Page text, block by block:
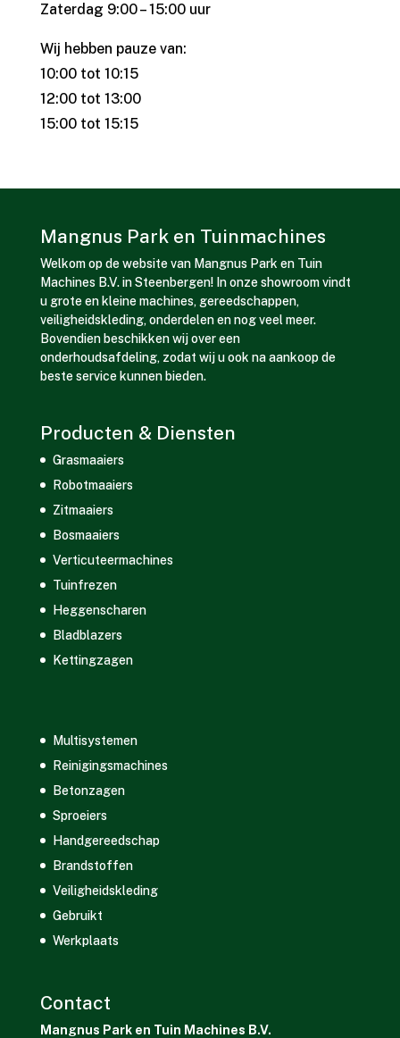
Zaterdag 9:00 – 15:00 uur
Wij hebben pauze van:
10:00 tot 10:15
12:00 tot 13:00
15:00 tot 15:15
Mangnus Park en Tuinmachines
Welkom op de website van Mangnus Park en Tuin
Machines B.V. in Steenbergen! In onze showroom vindt
u grote en kleine machines, gereedschappen,
veiligheidskleding, onderdelen en nog veel meer.
Bovendien beschikken wij over een
onderhoudsafdeling, zodat wij u ook na aankoop de
beste service kunnen bieden.
Producten & Diensten
Grasmaaiers
Robotmaaiers
Zitmaaiers
Bosmaaiers
Verticuteermachines
Tuinfrezen
Heggenscharen
Bladblazers
Kettingzagen
Multisystemen
Reinigingsmachines
Betonzagen
Sproeiers
Handgereedschap
Brandstoffen
Veiligheidskleding
Gebruikt
Werkplaats
Contact
Mangnus Park en Tuin Machines B.V.